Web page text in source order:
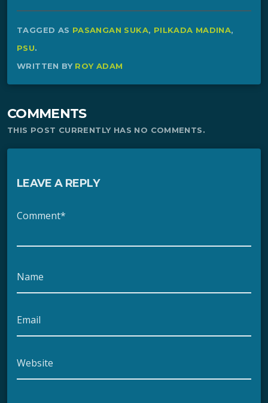
TAGGED AS PASANGAN SUKA, PILKADA MADINA,
PSU.
WRITTEN BY ROY ADAM
COMMENTS
THIS POST CURRENTLY HAS NO COMMENTS.
LEAVE A REPLY
Comment*
Name
Email
Website